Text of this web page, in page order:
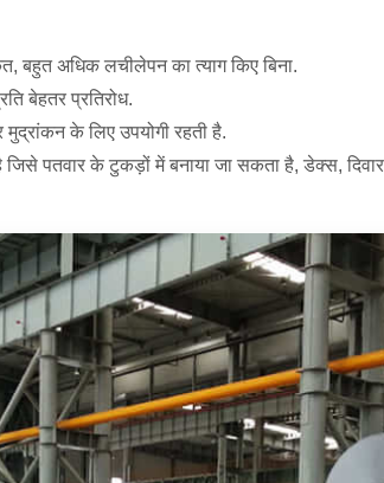
बहुत अधिक लचीलेपन का त्याग किए बिना.
बेहतर प्रतिरोध.
के लिए उपयोगी रहती है.
पतवार के टुकड़ों में बनाया जा सकता है, डेक्स,